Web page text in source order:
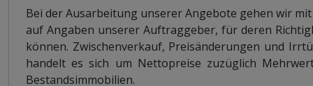
Bei der Ausarbeitung unserer Angebote gehen wir
auf Angaben unserer Auftraggeber, für deren
können. Zwischenverkauf, Preisänderungen und
handelt es sich um Nettopreise zuzüglich
Bestandsimmobilien.